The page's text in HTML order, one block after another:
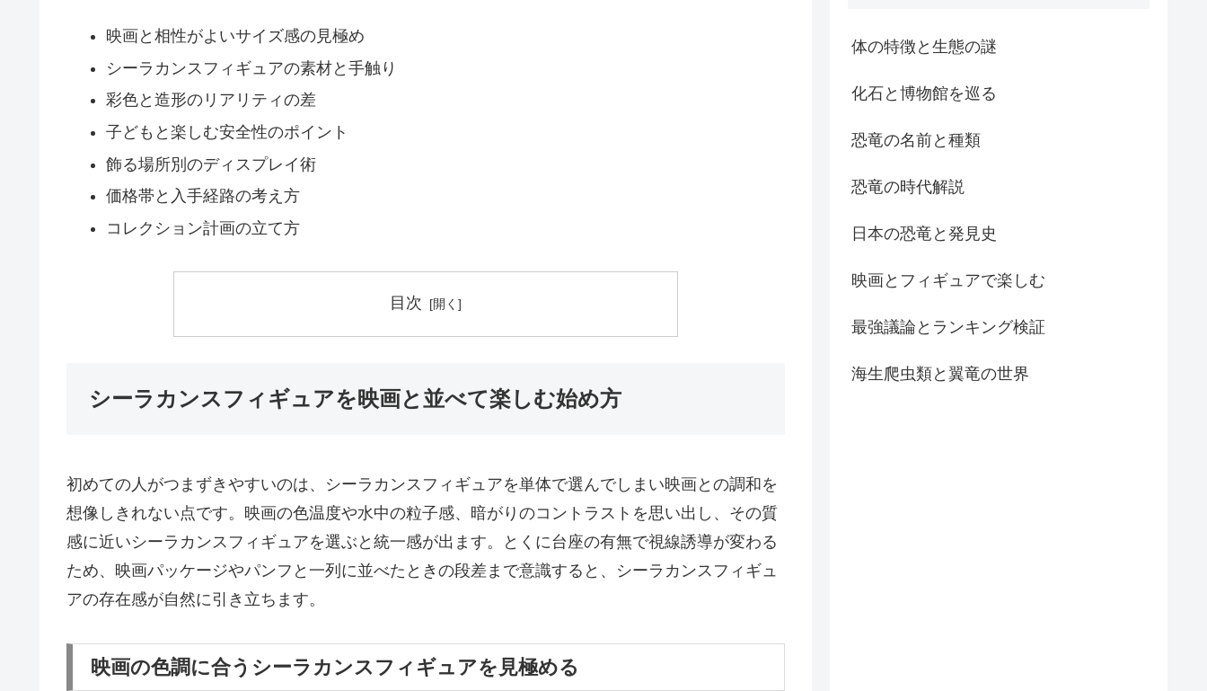
映画と相性がよいサイズ感の見極め
シーラカンスフィギュアの素材と手触り
彩色と造形のリアリティの差
子どもと楽しむ安全性のポイント
飾る場所別のディスプレイ術
価格帯と入手経路の考え方
コレクション計画の立て方
目次
シーラカンスフィギュアを映画と並べて楽しむ始め方
初めての人がつまずきやすいのは、シーラカンスフィギュアを単体で選んでしまい映画との調和を
想像しきれない点です。映画の色温度や水中の粒子感、暗がりのコントラストを思い出し、その質
感に近いシーラカンスフィギュアを選ぶと統一感が出ます。とくに台座の有無で視線誘導が変わる
ため、映画パッケージやパンフと一列に並べたときの段差まで意識すると、シーラカンスフィギュ
アの存在感が自然に引き立ちます。
映画の色調に合うシーラカンスフィギュアを見極める
体の特徴と生態の謎
化石と博物館を巡る
恐竜の名前と種類
恐竜の時代解説
日本の恐竜と発見史
映画とフィギュアで楽しむ
最強議論とランキング検証
海生爬虫類と翼竜の世界